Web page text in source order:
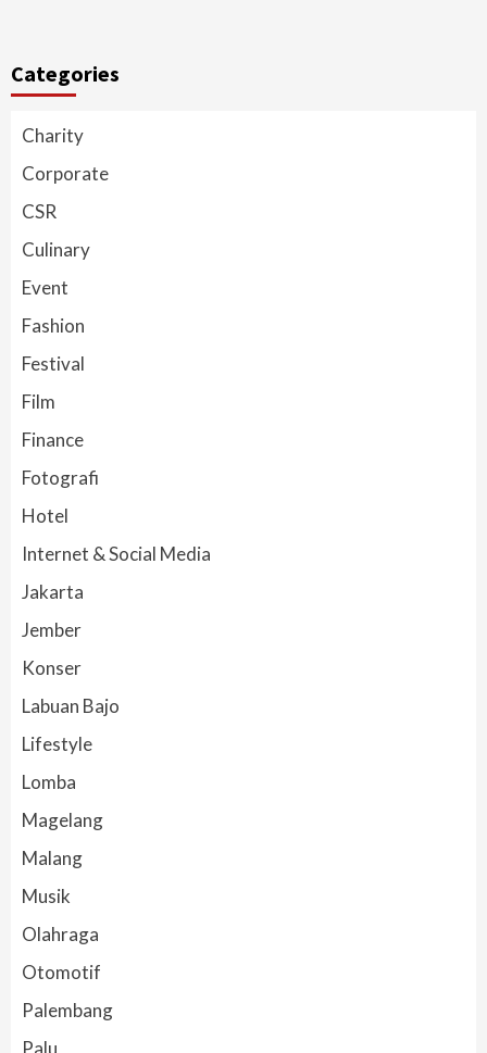
Categories
Charity
Corporate
CSR
Culinary
Event
Fashion
Festival
Film
Finance
Fotografi
Hotel
Internet & Social Media
Jakarta
Jember
Konser
Labuan Bajo
Lifestyle
Lomba
Magelang
Malang
Musik
Olahraga
Otomotif
Palembang
Palu